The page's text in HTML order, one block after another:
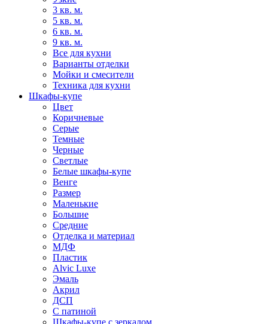
3 кв. м.
5 кв. м.
6 кв. м.
9 кв. м.
Все для кухни
Варианты отделки
Мойки и смесители
Техника для кухни
Шкафы-купе
Цвет
Коричневые
Серые
Темные
Черные
Светлые
Белые шкафы-купе
Венге
Размер
Маленькие
Большие
Средние
Отделка и материал
МДФ
Пластик
Alvic Luxe
Эмаль
Акрил
ДСП
С патиной
Шкафы-купе с зеркалом